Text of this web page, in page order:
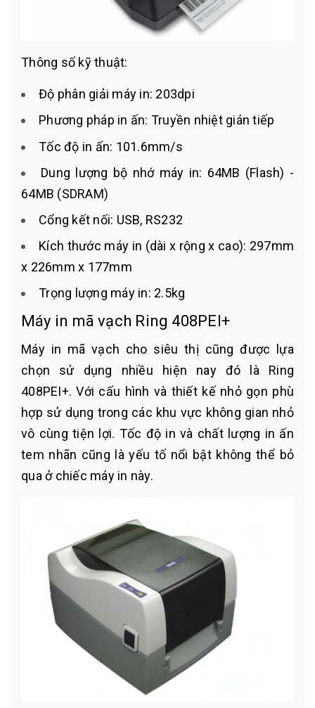
Thông số kỹ thuật:
Độ phân giải máy in: 203dpi
Phương pháp in ấn: Truyền nhiệt gián tiếp
Tốc độ in ấn: 101.6mm/s
Dung lượng bộ nhớ máy in: 64MB (Flash) -
64MB (SDRAM)
Cổng kết nối: USB, RS232
Kích thước máy in (dài x rộng x cao): 297mm
x 226mm x 177mm
Trọng lượng máy in: 2.5kg
Máy in mã vạch Ring 408PEI+
Máy in mã vạch cho siêu thị cũng được lựa
chọn sử dụng nhiều hiện nay đó là Ring
408PEI+. Với cấu hình và thiết kế nhỏ gọn phù
hợp sử dụng trong các khu vực không gian nhỏ
vô cùng tiện lợi. Tốc độ in và chất lượng in ấn
tem nhãn cũng là yếu tố nổi bật không thể bỏ
qua ở chiếc máy in này.